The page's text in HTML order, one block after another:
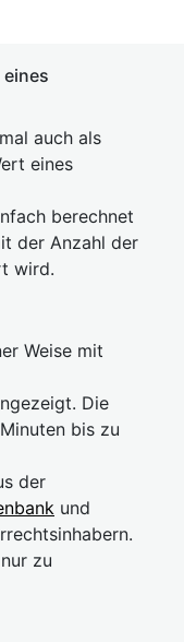
auch als
eines
berechnet
der Anzahl der
wird.
Weise mit
Die
bis zu
der
und
zu